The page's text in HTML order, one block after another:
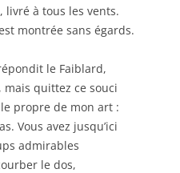
livré à tous les vents.
montrée sans égards.
le Faiblard,
mais quittez ce souci
propre de mon art :
Vous avez jusqu’ici
admirables
le dos,